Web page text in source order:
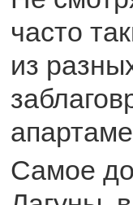
часто
из
Самое